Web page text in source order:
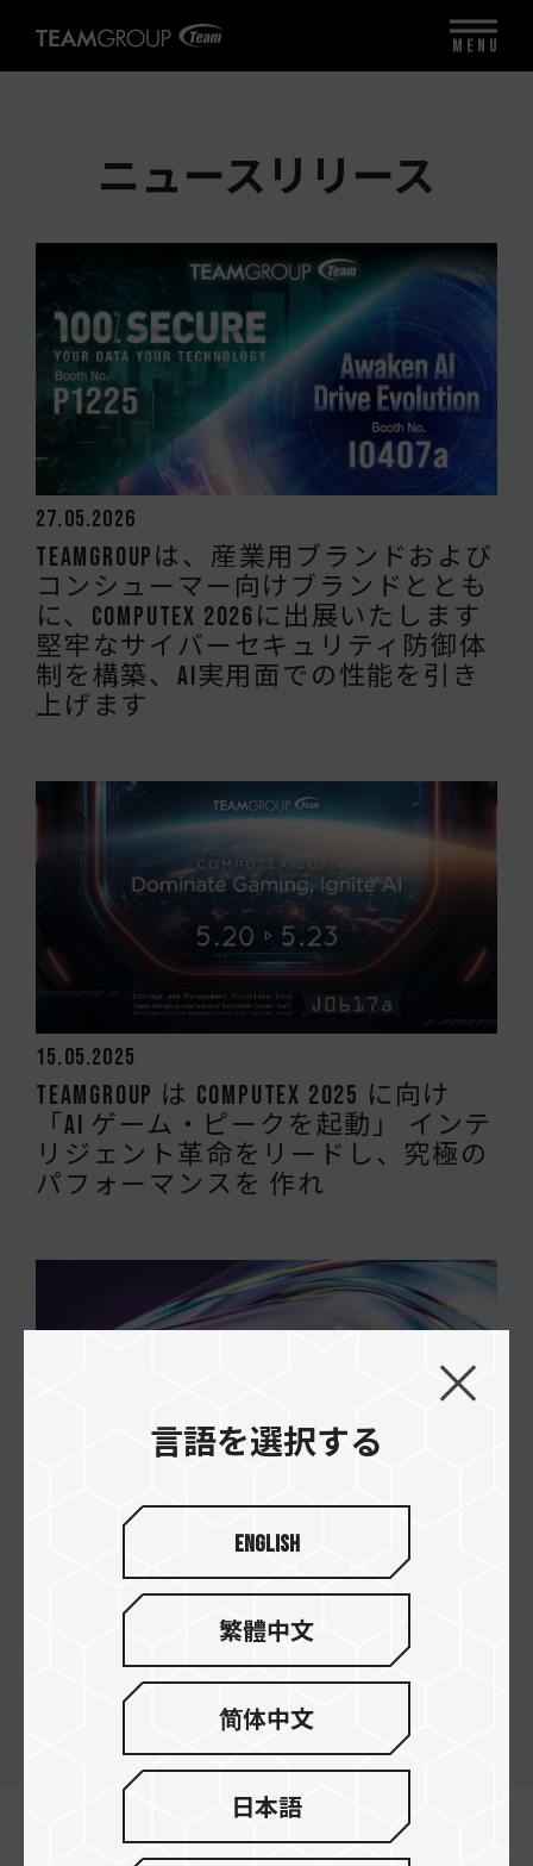
ニュースリリース
27.05.2026
TEAMGROUPは、産業用ブランドおよび
コンシューマー向けブランドととも
に、COMPUTEX 2026に出展いたします
堅牢なサイバーセキュリティ防御体
制を構築、AI実用面での性能を引き
上げます
15.05.2025
TEAMGROUP は COMPUTEX 2025 に向け
「AI ゲーム・ピークを起動」 インテ
リジェント革命をリードし、究極の
パフォーマンスを 作れ
TEAMGROUP「Elevate Gaming, Empower
AI」 COMPUTEX 2024：最高のテクノロ
言語を選択する
English
繁體中文
简体中文
日本語
MENU